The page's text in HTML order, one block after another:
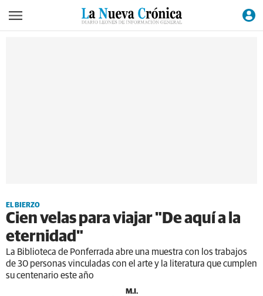
EL BIERZO
Cien velas para viajar "De aquí a la
eternidad"
La Biblioteca de Ponferrada abre una muestra con los trabajos
de 30 personas vinculadas con el arte y la literatura que cumplen
su centenario este año
M.I.